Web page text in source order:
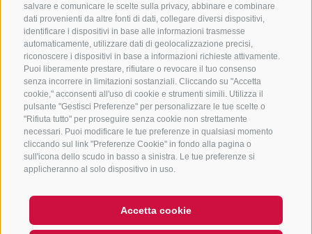
salvare e comunicare le scelte sulla privacy, abbinare e combinare
dati provenienti da altre fonti di dati, collegare diversi dispositivi,
identificare i dispositivi in base alle informazioni trasmesse
automaticamente, utilizzare dati di geolocalizzazione precisi,
riconoscere i dispositivi in base a informazioni richieste attivamente.
Puoi liberamente prestare, rifiutare o revocare il tuo consenso
senza incorrere in limitazioni sostanziali. Cliccando su "Accetta
cookie," acconsenti all'uso di cookie e strumenti simili. Utilizza il
pulsante "Gestisci Preferenze" per personalizzare le tue scelte o
"Rifiuta tutto" per proseguire senza cookie non strettamente
necessari. Puoi modificare le tue preferenze in qualsiasi momento
cliccando sul link "Preferenze Cookie" in fondo alla pagina o
sull'icona dello scudo in basso a sinistra. Le tue preferenze si
applicheranno al solo dispositivo in uso.
Accetta cookie
NEWSLETTER
Rimani aggiornato sulle nostre offerte
Registrati